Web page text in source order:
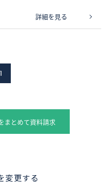
詳細を見る
1
まとめて資料請求
変更する